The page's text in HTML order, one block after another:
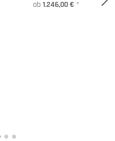
ab 1.246,00 € *